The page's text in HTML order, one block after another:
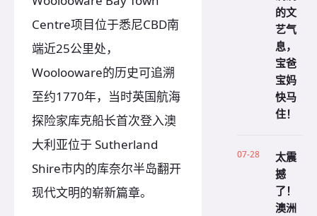
Centre项目位于悉尼CBD南
端近25公里处，
Woolooware的历史可追溯
至约1770年，当时英国航海
探险家库克船长首次登入澳
大利亚位于 Sutherland
Shire市内的库奈尔半岛翻开
现代文明的崭新篇章。
的文
艺气
息，
宝爸
宝妈
快马
住！
07-28
太震
撼
了！
澳洲